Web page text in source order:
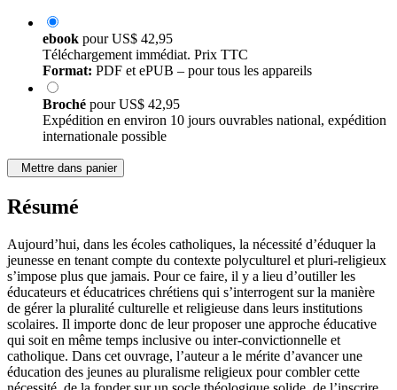
ebookpourUS$ 42,95
Téléchargement immédiat. Prix TTC
Format:
BrochépourUS$ 42,95
Expédition en environ 10 jours ouvrables national, expédition
Aujourd’hui, dans les écoles catholiques, la nécessité d’éduquer la
jeunesse en tenant compte du contexte polyculturel et pluri-religieux
s’impose plus que jamais. Pour ce faire, il y a lieu d’outiller les
éducateurs et éducatrices chrétiens qui s’interrogent sur la manière
de gérer la pluralité culturelle et religieuse dans leurs institutions
scolaires. Il importe donc de leur proposer une approche éducative
qui soit en même temps inclusive ou inter-convictionnelle et
catholique. Dans cet ouvrage, l’auteur a le mérite d’avancer une